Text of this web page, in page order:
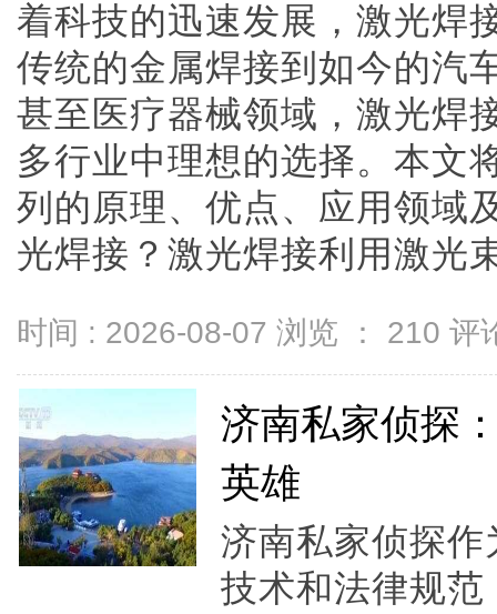
着科技的迅速发展，激光焊
传统的金属焊接到如今的汽
甚至医疗器械领域，激光焊
多行业中理想的选择。本文
列的原理、优点、应用领域
光焊接？激光焊接利用激光
时间 : 2026-08-07 浏览 ： 210 评
济南私家侦探
英雄
济南私家侦探
技术和法律规